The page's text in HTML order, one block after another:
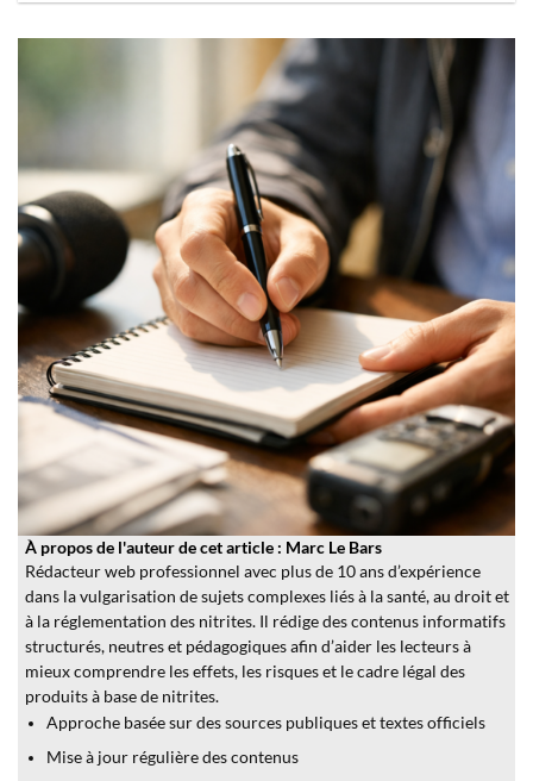
À propos de l'auteur de cet article : Marc Le Bars
Rédacteur web professionnel avec plus de 10 ans d’expérience
dans la vulgarisation de sujets complexes liés à la santé, au droit et
à la réglementation des nitrites. Il rédige des contenus informatifs
structurés, neutres et pédagogiques afin d’aider les lecteurs à
mieux comprendre les effets, les risques et le cadre légal des
produits à base de nitrites.
Approche basée sur des sources publiques et textes officiels
Mise à jour régulière des contenus